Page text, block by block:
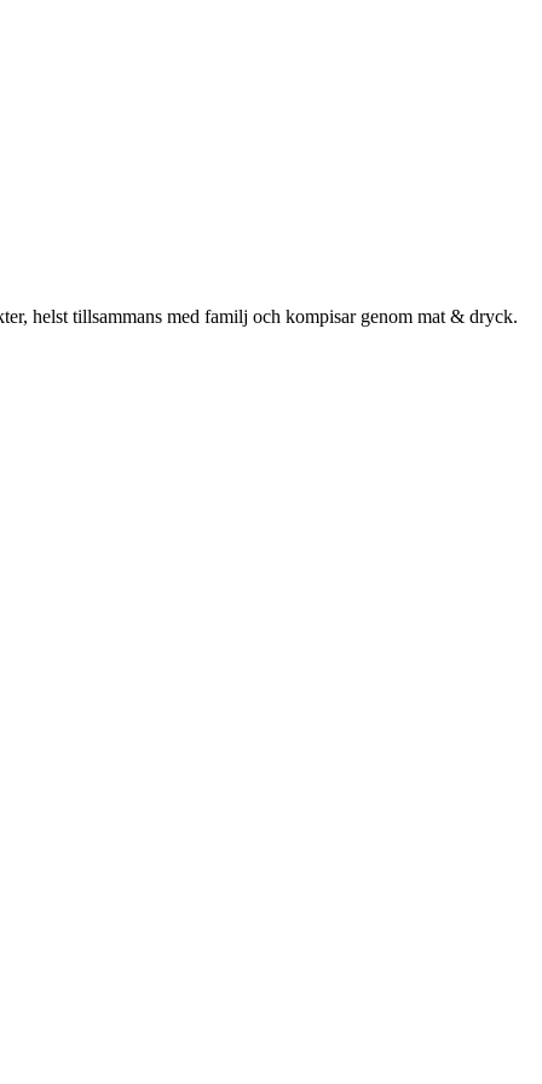
helst tillsammans med familj och kompisar genom mat & dryck.